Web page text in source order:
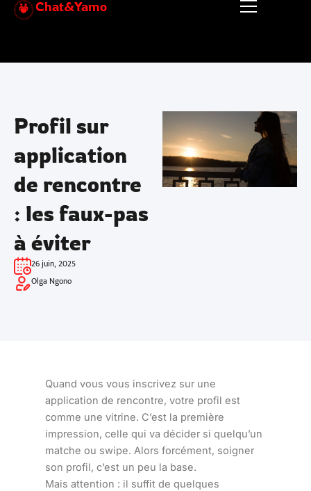
Aller
Chat&Yamo
Profil sur
application
de rencontre
: les faux-pas
à éviter
26 juin, 2025
Olga Ngono
Quand vous vous inscrivez sur une
application de rencontre, votre profil est
comme une vitrine. C’est la première
impression, celle qui va décider si quelqu’un
matche ou swipe. Alors forcément, soigner
son profil, c’est un peu la base.
Mais attention : il suffit de quelques